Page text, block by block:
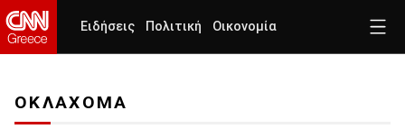
Ειδήσεις Πολιτική Οικονομία
ΟΚΛΑΧΟΜΑ